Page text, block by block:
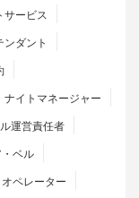
サービス
ダント
ナイトマネージャー
運営責任者
・ベル
オペレーター